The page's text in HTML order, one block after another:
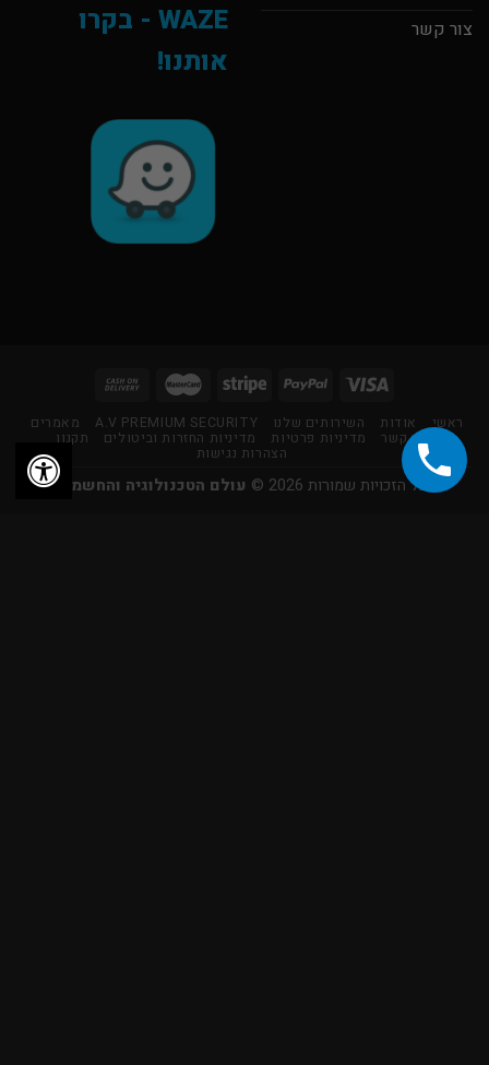
צור קשר
WAZE - בקרו
אותנו!
ראשי אודות השירותים שלנו A.V PREMIUM SECURITY מאמרים
צור קשר מדיניות פרטיות מדיניות החזרות וביטולים תקנון
הצהרות נגישות
כל הזכויות שמורות 2026 © עולם הטכנולוגיה והחשמל